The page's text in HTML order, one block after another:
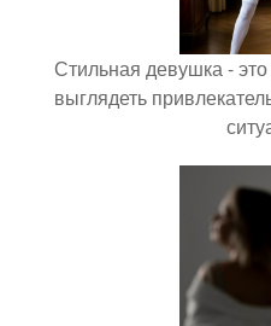
Стильная девушка -
выглядеть